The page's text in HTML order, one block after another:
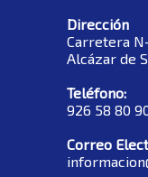
Dirección
Carretera
Alcázar de
Teléfono:
926 58 80
Correo